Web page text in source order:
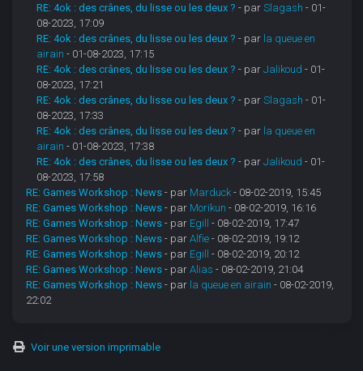
RE: 4ok : des crânes, du lisse ou les deux ? - parSlagash - 01-
08-2023, 17:09
RE: 4ok : des crânes, du lisse ou les deux ? - par la queue en
airain - 01-08-2023, 17:15
RE: 4ok : des crânes, du lisse ou les deux ? - parJalikoud - 01-
08-2023, 17:21
RE: 4ok : des crânes, du lisse ou les deux ? - parSlagash - 01-
08-2023, 17:33
RE: 4ok : des crânes, du lisse ou les deux ? - par la queue en
airain - 01-08-2023, 17:38
RE: 4ok : des crânes, du lisse ou les deux ? - parJalikoud - 01-
08-2023, 17:58
RE: Games Workshop : News - par Marduck - 08-02-2019, 15:45
RE: Games Workshop : News - par Morikun - 08-02-2019, 16:16
RE: Games Workshop : News - par Egill
- 08-02-2019, 17:47
RE: Games Workshop : News - parAlfie - 08-02-2019, 19:12
RE: Games Workshop : News - par Egill
- 08-02-2019, 20:12
RE: Games Workshop : News - parAlias - 08-02-2019, 21:04
RE: Games Workshop : News - par la queue en airain - 08-02-2019,
22:02
Voir une version imprimable